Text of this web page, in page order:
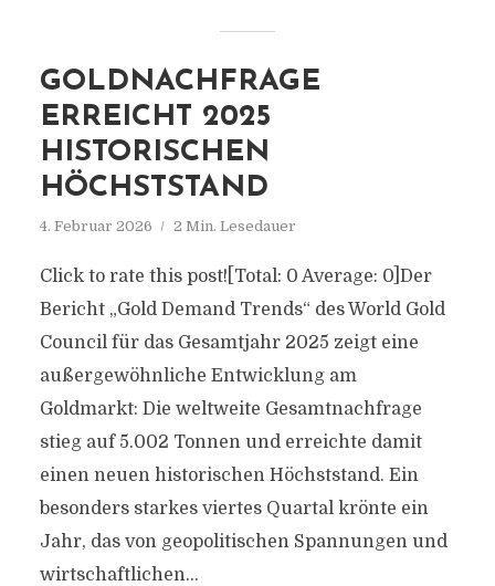
GOLDNACHFRAGE
ERREICHT 2025
HISTORISCHEN
HÖCHSTSTAND
4. Februar 2026 2 Min. Lesedauer
Click to rate this post![Total: 0 Average: 0]Der
Bericht „Gold Demand Trends“ des World Gold
Council für das Gesamtjahr 2025 zeigt eine
außergewöhnliche Entwicklung am
Goldmarkt: Die weltweite Gesamtnachfrage
stieg auf 5.002 Tonnen und erreichte damit
einen neuen historischen Höchststand. Ein
besonders starkes viertes Quartal krönte ein
Jahr, das von geopolitischen Spannungen und
wirtschaftlichen...